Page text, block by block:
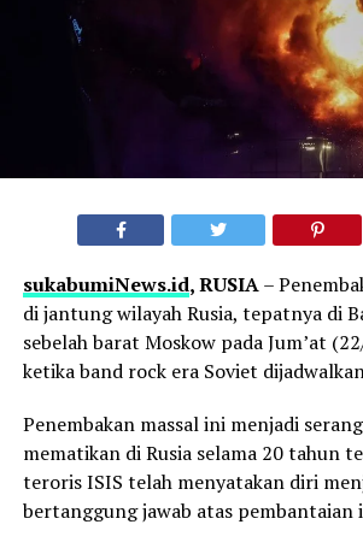
sukabumiNews.id, RUSIA–
di jantung wilayah Rusia, tepatnya di
sebelah barat Moskow pada Jum’at
ketika band rock era Soviet
Penembakan massal ini menjadi
mematikan di Rusia selama 20 tahun
teroris ISIS telah menyatakan diri
bertanggung jawab atas pembantaian